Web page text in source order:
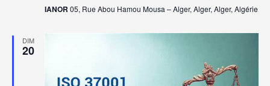
IANOR 05, Rue Abou Hamou Mousa – Alger, Alger, Alger, Algérie
DIM
20